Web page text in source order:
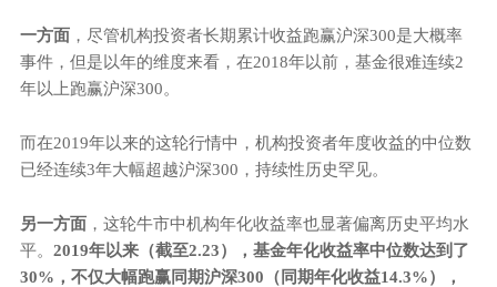
一方面 ，尽管机构投资者长期累计收益跑赢沪深300是大概率
事件，但是以年的维度来看，在2018年以前，基金很难连续2
年以上跑赢沪深300。
而在2019年以来的这轮行情中，机构投资者年度收益的中位数
已经连续3年大幅超越沪深300，持续性历史罕见。
另一方面 ，这轮牛市中机构年化收益率也显著偏离历史平均水
平。2019年以来（截至2.23），基金年化收益率中位数达到了
30%，不仅大幅跑赢同期沪深300（同期年化收益14.3%），